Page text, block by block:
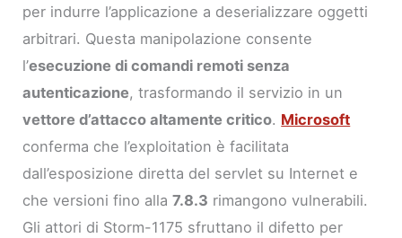
per indurre l’applicazione a deserializzare oggetti
arbitrari. Questa manipolazione consente
l’esecuzione di comandi remoti senza
autenticazione, trasformando il servizio in un
vettore d’attacco altamente critico. Microsoft
conferma che l’exploitation è facilitata
dall’esposizione diretta del servlet su Internet e
che versioni fino alla7.8.3 rimangono vulnerabili.
Gli attori di Storm-1175 sfruttano il difetto per